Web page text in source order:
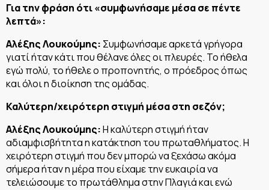
Για την φράση ότι «συμφωνήσαμε μέσα σε πέντε
λεπτά»:
Αλέξης Λουκούμης: Συμφωνήσαμε αρκετά γρήγορα
γιατί ήταν κάτι που θέλανε όλες οι πλευρές. Το ήθελα
εγώ πολύ, το ήθελε ο προπονητής, ο πρόεδρος όπως
και όλοι η διοίκηση της ομάδας.
Καλύτερη/χειρότερη στιγμή μέσα στη σεζόν;
Αλέξης Λουκούμης:Η καλύτερη στιγμή ήταν
αδιαμφισβήτητα η κατάκτηση του πρωταθλήματος. Η
χειρότερη στιγμή που δεν μπορώ να ξεχάσω ακόμα
σήμερα ήταν η μέρα που είχαμε την ευκαιρία να
τελειώσουμε το πρωτάθλημα στην Πλαγιά και ενώ